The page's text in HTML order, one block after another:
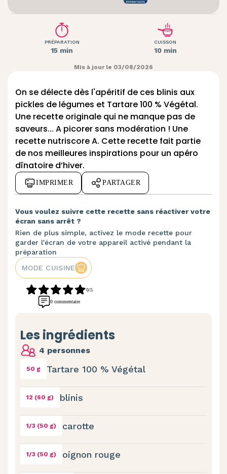
PRÉPARATION
15 min
CUISSON
10 min
Mis à jour le 03/08/2026
On se délecte dès l'apéritif de ces blinis aux
pickles de légumes et Tartare 100 % Végétal.
Une recette originale qui ne manque pas de
saveurs... A picorer sans modération ! Une
recette nutriscore A. Cette recette fait partie
de nos meilleures inspirations pour un apéro
dînatoire d’hiver.
IMPRIMER PARTAGER
Vous voulez suivre cette recette sans réactiver votre
écran sans arrêt ?
Rien de plus simple, activez le mode recette pour
garder l'écran de votre appareil activé pendant la
préparation
MODE CUISINE
0/5
0 commentaire
Les ingrédients
4 personnes
50 g Tartare 100 % Végétal
12 (60 g) blinis
1/3 (50 g) carotte
1/3 (50 g) oignon rouge